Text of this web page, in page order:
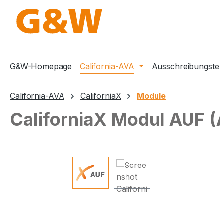
Hauptinhalt springen
Zur Suche springen
Zur Hauptnavigation springen
G&W-Homepage California-AVA
California-AVA CaliforniaX Module
CaliforniaX Modul AUF
Bildergalerie überspringen